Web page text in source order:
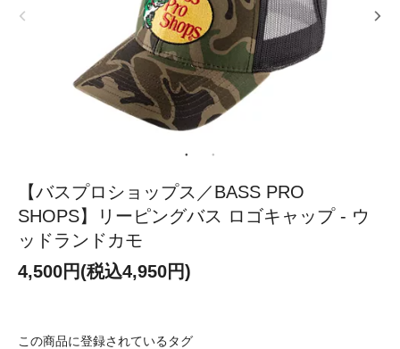
【バスプロショップス／BASS PRO
SHOPS】リーピングバス ロゴキャップ - ウ
ッドランドカモ
4,500円(税込4,950円)
この商品に登録されているタグ